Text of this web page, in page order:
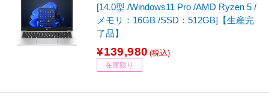
[14.0型 /Windows11 Pro /AMD Ryzen 5 /
メモリ：16GB /SSD：512GB]【生産完
了品】
¥139,980 (税込)
在庫限り